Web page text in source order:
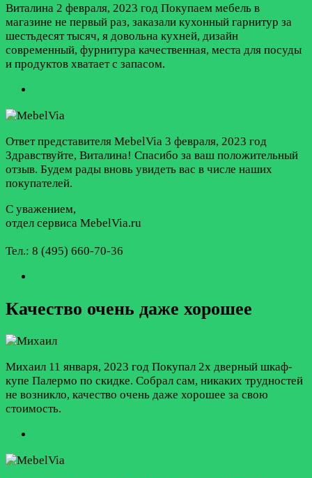
Виталина 2 февраля, 2023 год Покупаем мебель в
магазине не первый раз, заказали кухонный гарнитур за
шестьдесят тысяч, я довольна кухней, дизайн
современный, фурнитура качественная, места для посуды
и продуктов хватает с запасом.
Ответ представителя MebelVia 3 февраля, 2023 год
Здравствуйте, Виталина! Спасибо за ваш положительный
отзыв. Будем рады вновь увидеть вас в числе наших
покупателей.
С уважением,
отдел сервиса MebelVia.ru
Тел.: 8 (495) 660-70-36
Качество очень даже хорошее
Михаил 11 января, 2023 год Покупал 2х дверный шкаф-
купе Палермо по скидке. Собрал сам, никаких трудностей
не возникло, качество очень даже хорошее за свою
стоимость.